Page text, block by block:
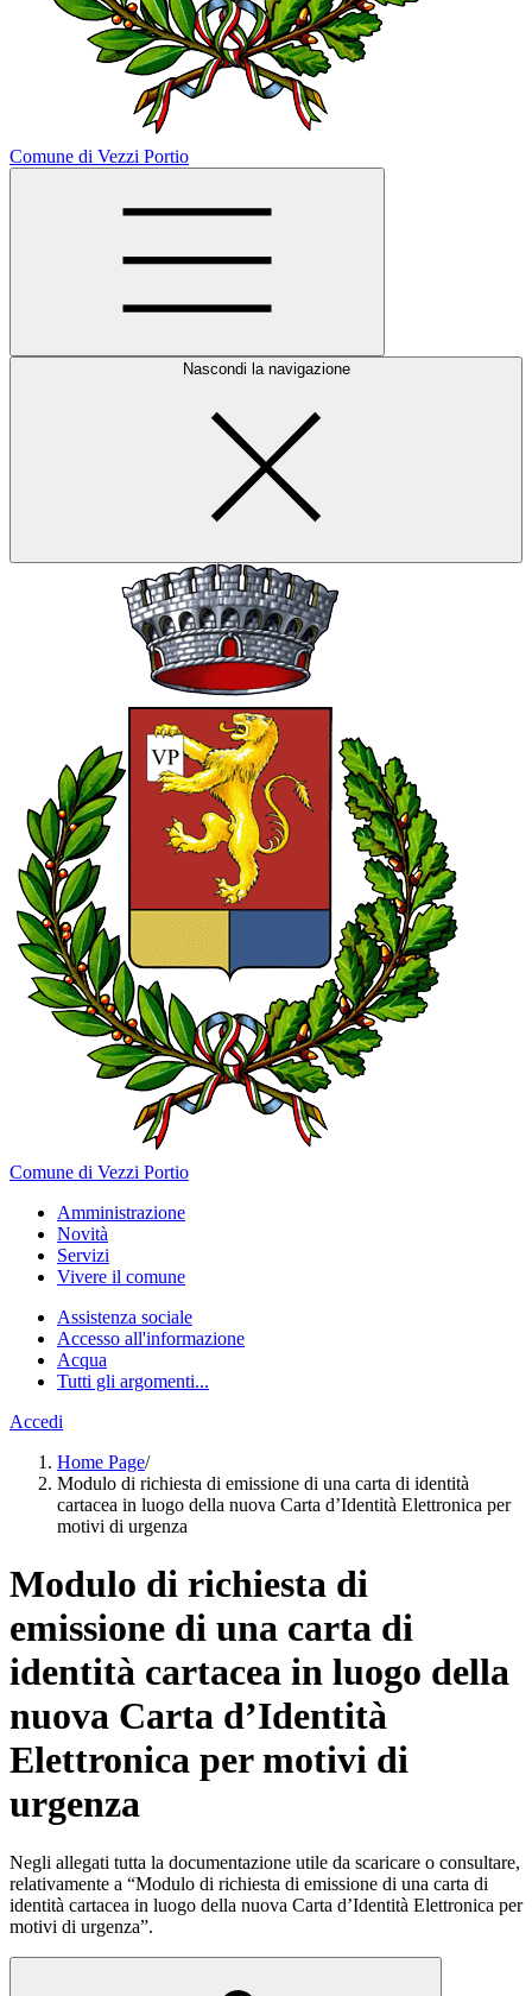
Comune di Vezzi Portio
Nascondi la navigazione
Comune di Vezzi Portio
Amministrazione
Novità
Servizi
Vivere il comune
Assistenza sociale
Accesso all'informazione
Acqua
Tutti gli argomenti...
Accedi
Home Page/
Modulo di richiesta di emissione di una carta di identità
cartacea in luogo della nuova Carta d’Identità Elettronica per
motivi di urgenza
Modulo di richiesta di
emissione di una carta di
identità cartacea in luogo della
nuova Carta d’Identità
Elettronica per motivi di
urgenza
Negli allegati tutta la documentazione utile da scaricare o consultare,
relativamente a “Modulo di richiesta di emissione di una carta di
identità cartacea in luogo della nuova Carta d’Identità Elettronica per
motivi di urgenza”.